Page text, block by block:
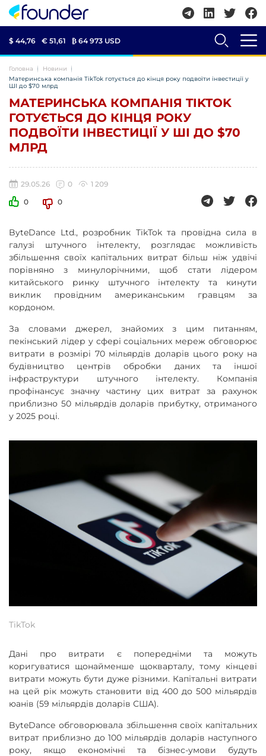
$ 44,76 € 51,61 ₿ 64 973 USD
Головна
Новини
Материнська компанія TikTok готується до кінця року подвоїти інвестиції у
ШІ до $70 млрд
МАТЕРИНСЬКА КОМПАНІЯ TIKTOK
ГОТУЄТЬСЯ ДО КІНЦЯ РОКУ
ПОДВОЇТИ ІНВЕСТИЦІЇ У ШІ ДО $70
МЛРД
29.05.26 0
1 209
0
0
ByteDance Ltd., розробник TikTok та провідна сила в
галузі штучного інтелекту, розглядає можливість
збільшення своїх капітальних витрат більш ніж удвічі
порівняно з минулорічними, щоб стати лідером
китайського ринку штучного інтелекту та кинути
виклик провідним американським гравцям за
кордоном.
За словами джерел, знайомих з цим питанням,
пекінський лідер у сфері соціальних мереж обговорює
витрати в розмірі 70 мільярдів доларів цього року на
будівництво центрів обробки даних та іншої
інфраструктури штучного інтелекту. Компанія
профінансує значну частину цих витрат за рахунок
приблизно 50 мільярдів доларів прибутку, отриманого
у 2025 році.
TikTok
Дані про витрати є попередніми та можуть
коригуватися щонайменше щокварталу, тому кінцеві
витрати можуть бути дуже різними. Капітальні витрати
на цей рік можуть становити від 400 до 500 мільярдів
юанів (59 мільярдів доларів США).
ByteDance обговорювала збільшення своїх капітальних
витрат приблизно до 100 мільярдів доларів наступного
року, якщо економічні та бізнес-умови будуть